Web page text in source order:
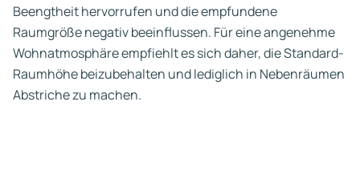
Beengtheit hervorrufen und die empfundene
Raumgröße negativ beeinflussen. Für eine angenehme
Wohnatmosphäre empfiehlt es sich daher, die Standard-
Raumhöhe beizubehalten und lediglich in Nebenräumen
Abstriche zu machen.